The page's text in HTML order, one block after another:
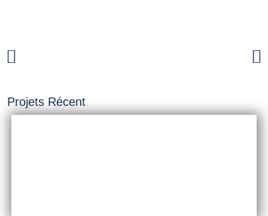
Projets Récent